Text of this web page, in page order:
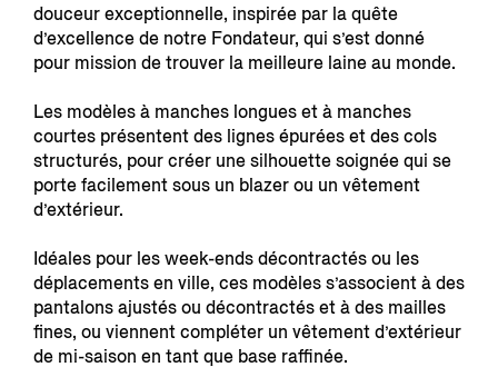
douceur exceptionnelle, inspirée par la quête
d’excellence de notre Fondateur, qui s’est donné
pour mission de trouver la meilleure laine au monde.
Les modèles à manches longues et à manches
courtes présentent des lignes épurées et des cols
structurés, pour créer une silhouette soignée qui se
porte facilement sous un blazer ou un vêtement
d’extérieur.
Idéales pour les week-ends décontractés ou les
déplacements en ville, ces modèles s’associent à des
pantalons ajustés ou décontractés et à des mailles
fines, ou viennent compléter un vêtement d’extérieur
de mi-saison en tant que base raffinée.